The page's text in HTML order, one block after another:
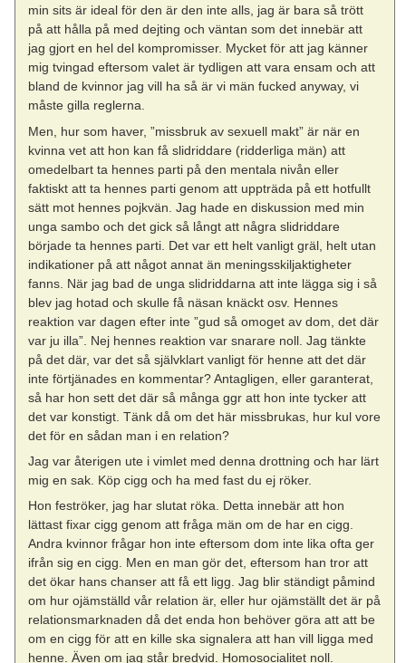
min sits är ideal för den är den inte alls, jag är bara så trött
på att hålla på med dejting och väntan som det innebär att
jag gjort en hel del kompromisser. Mycket för att jag känner
mig tvingad eftersom valet är tydligen att vara ensam och att
bland de kvinnor jag vill ha så är vi män fucked anyway, vi
måste gilla reglerna.
Men, hur som haver, ”missbruk av sexuell makt” är när en
kvinna vet att hon kan få slidriddare (ridderliga män) att
omedelbart ta hennes parti på den mentala nivån eller
faktiskt att ta hennes parti genom att uppträda på ett hotfullt
sätt mot hennes pojkvän. Jag hade en diskussion med min
unga sambo och det gick så långt att några slidriddare
började ta hennes parti. Det var ett helt vanligt gräl, helt utan
indikationer på att något annat än meningsskiljaktigheter
fanns. När jag bad de unga slidriddarna att inte lägga sig i så
blev jag hotad och skulle få näsan knäckt osv. Hennes
reaktion var dagen efter inte ”gud så omoget av dom, det där
var ju illa”. Nej hennes reaktion var snarare noll. Jag tänkte
på det där, var det så självklart vanligt för henne att det där
inte förtjänades en kommentar? Antagligen, eller garanterat,
så har hon sett det där så många ggr att hon inte tycker att
det var konstigt. Tänk då om det här missbrukas, hur kul vore
det för en sådan man i en relation?
Jag var återigen ute i vimlet med denna drottning och har lärt
mig en sak. Köp cigg och ha med fast du ej röker.
Hon feströker, jag har slutat röka. Detta innebär att hon
lättast fixar cigg genom att fråga män om de har en cigg.
Andra kvinnor frågar hon inte eftersom dom inte lika ofta ger
ifrån sig en cigg. Men en man gör det, eftersom han tror att
det ökar hans chanser att få ett ligg. Jag blir ständigt påmind
om hur ojämställd vår relation är, eller hur ojämställt det är på
relationsmarknaden då det enda hon behöver göra att att be
om en cigg för att en kille ska signalera att han vill ligga med
henne. Även om jag står bredvid. Homosocialitet noll.